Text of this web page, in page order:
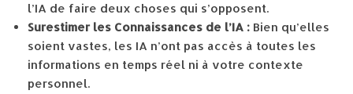
l’IA de faire deux choses qui s’opposent.
Surestimer les Connaissances de l’IA : Bien qu’elles
soient vastes, les IA n’ont pas accès à toutes les
informations en temps réel ni à votre contexte
personnel.